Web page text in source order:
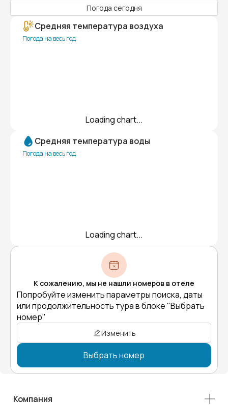
Погода сегодня
Средняя температура воздуха
Погода на весь год
Loading chart...
Средняя температура воды
Погода на весь год
Loading chart...
К сожалению, мы не нашли номеров в отеле
Попробуйте изменить параметры поиска, даты
или продолжительность тура в блоке "Выбрать
номер"
Изменить
Выбрать номер
Компания